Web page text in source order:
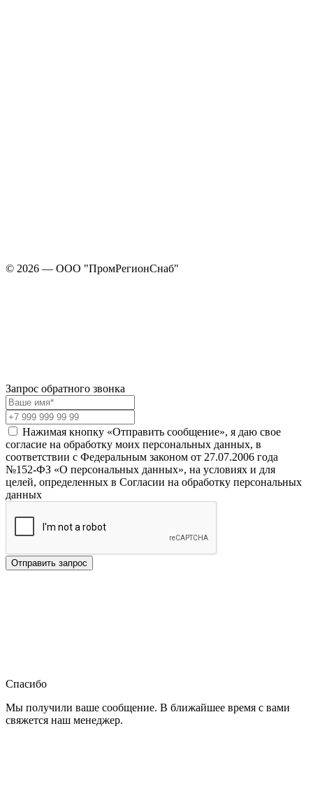
© 2026 — ООО "ПромРегионСнаб"
Запрос обратного звонка
Нажимая кнопку «Отправить сообщение», я даю свое
согласие на обработку моих персональных данных, в
соответствии с Федеральным законом от 27.07.2006 года
№152-ФЗ «О персональных данных», на условиях и для
целей, определенных в Согласии на обработку персональных
данных
Отправить запрос
Спасибо
Мы получили ваше сообщение. В ближайшее время с вами
свяжется наш менеджер.